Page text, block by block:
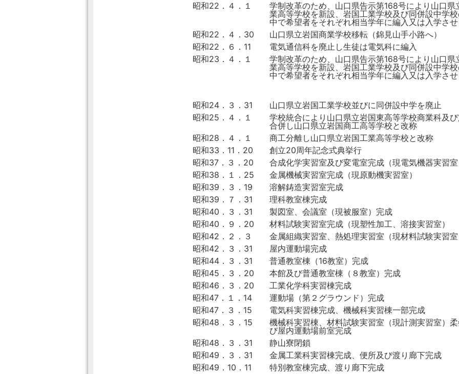
昭和22．４．１
学制改革のため、山口県告示第168号により山口県
業高等学校を新設、岩国工業学校及び同併設中学
中で希望者をそれぞれ相当学年に編入又は入学さ
昭和22．４．30
山口県立岩国商業学校移転（錦見山手小路へ）
昭和22．６．11
電気通信科を廃止し生徒は電気科に編入
昭和23．４．１
学制改革のため、山口県告示第168号により山口県
業高等学校を新設、岩国工業学校及び同併設中学
中で希望者をそれぞれ相当学年に編入又は入学さ
昭和24．３．31
山口県立岩国工業学校並びに同併設中学を廃止
昭和25．４．１
学校統合により山口県立岩国東高等学校商業科及
合併し山口県立岩国商工高等学校と改称
昭和28．４．１
商工分離し山口県立岩国工業高等学校と改称
昭和33．11．20
創立20周年記念式典挙行
昭和37．３．20
合成化学実習室及び変電室完成（現電気機器実習
昭和38．１．25
金属機械実習室完成（現原動機実習室）
昭和39．３．19
溶解鋳造実習室完成
昭和39．７．31
理科教室棟完成
昭和40．３．31
製図室、会議室（現被服室）完成
昭和40．９．20
材料試験実習室完成（現塑性加工、溶接実習室）
昭和42．２．３
金属組織実習室、熱処理実習室（現材料試験実習
昭和42．３．31
屋内運動場完成
昭和44．３．31
普通教室棟（16教室）完成
昭和45．３．20
本館及び普通教室棟（８教室）完成
昭和46．３．20
工業化学科実習棟完成
昭和47．１．14
運動場（第２グラウンド）完成
昭和47．３．15
電気科実習棟完成、機械科実習棟一部完成
昭和48．３．15
機械科実習棟、材料試験実習室（現計測実習室）
び屋内運動場前室完成
昭和48．３．31
静山寮閉鎖
昭和49．３．31
金属工業科実習棟完成、便所及び渡り廊下完成
昭和49．10．11
特別教室棟完成、渡り廊下完成